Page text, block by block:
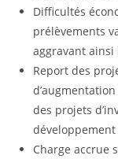
Difficultés
prélèvements
aggravant ainsi
Report des
des projets
Charge accrue